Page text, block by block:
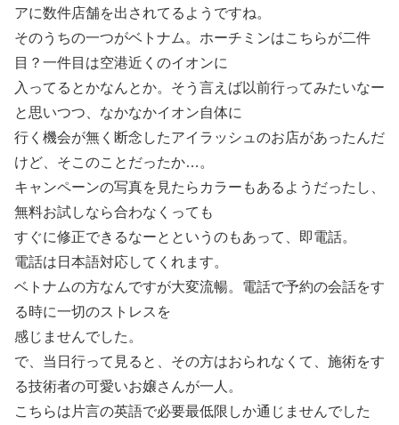
アに数件店舗を出されてるようですね。
そのうちの一つがベトナム。ホーチミンはこちらが二件
目？一件目は空港近くのイオンに
入ってるとかなんとか。そう言えば以前行ってみたいなー
と思いつつ、なかなかイオン自体に
行く機会が無く断念したアイラッシュのお店があったんだ
けど、そこのことだったか…。
キャンペーンの写真を見たらカラーもあるようだったし、
無料お試しなら合わなくっても
すぐに修正できるなーとというのもあって、即電話。
電話は日本語対応してくれます。
ベトナムの方なんですが大変流暢。電話で予約の会話をす
る時に一切のストレスを
感じませんでした。
で、当日行って見ると、その方はおられなくて、施術をす
る技術者の可愛いお嬢さんが一人。
こちらは片言の英語で必要最低限しか通じませんでした